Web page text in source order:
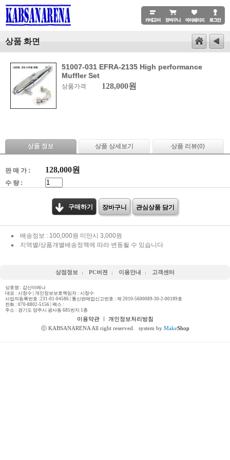
상품 화면
51007-031 EFRA-2135 High performance
Muffler Set
상품가격 128,000원
상품 정보 상품 상세보기 상품 리뷰(0)
판 매 가 : 128,000원
수 량 :
구매하기 장바구니 관심상품 담기
배송정보 : 100,000원 미만시 3,000원
지역별/상품개별배송정책에 따라 변동될 수 있습니다
상점정보 PC버젼 이용안내 고객센터
상호명 : 갑산아레나
대표 : 시창수 | 개인정보보호책임자 : 시창수
사업자등록번호 :231-01-04586 | 통신판매업신고번호 : 제 2010-5600089-30-2-00189호
전화 : 070-8802-5156 | 팩스 :
주소 : 경기도 양주시 광사동 685번지 1층
이용약관ㅣ 개인정보처리방침
ⓒ KABSANARENA All right reserved.
system by MakeShop